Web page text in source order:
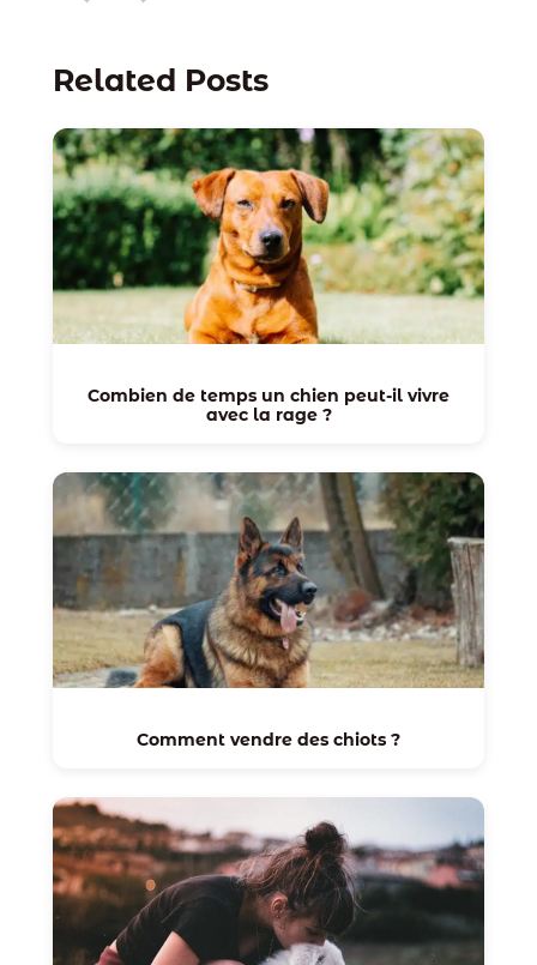
Related Posts
Combien de temps un chien peut-il vivre
avec la rage ?
Comment vendre des chiots ?